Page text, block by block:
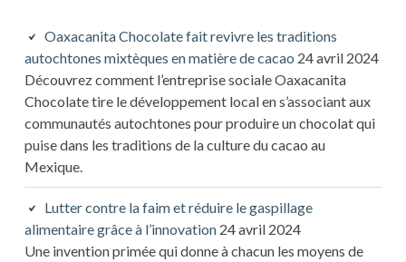
Oaxacanita Chocolate fait revivre les traditions
autochtones mixtèques en matière de cacao 24 avril 2024
Découvrez comment l’entreprise sociale Oaxacanita
Chocolate tire le développement local en s’associant aux
communautés autochtones pour produire un chocolat qui
puise dans les traditions de la culture du cacao au
Mexique.
Lutter contre la faim et réduire le gaspillage
alimentaire grâce à l’innovation 24 avril 2024
Une invention primée qui donne à chacun les moyens de